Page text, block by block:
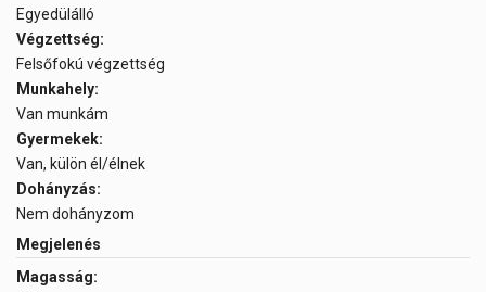
Egyedülálló
Végzettség:
Felsőfokú végzettség
Munkahely:
Van munkám
Gyermekek:
Van, külön él/élnek
Dohányzás:
Nem dohányzom
Megjelenés
Magasság: